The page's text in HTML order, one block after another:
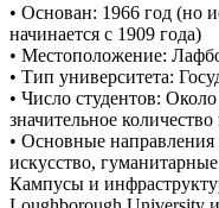
• Основан: 1966 год (но
начинается с 1909 года)
• Местоположение:
• Тип университета:
• Число студентов:
значительное
• Основные
искусство,
Кампусы и